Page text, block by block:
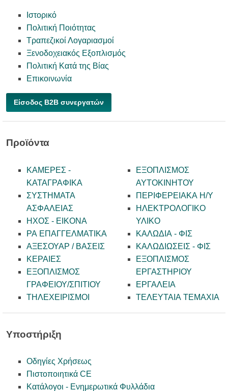
Ιστορικό
Πολιτική Ποιότητας
Τραπεζικοί Λογαριασμοί
Ξενοδοχειακός Εξοπλισμός
Πολιτική Κατά της Βίας
Επικοινωνία
Είσοδος B2B συνεργατών
Προϊόντα
ΚΑΜΕΡΕΣ -
KATAΓΡΑΦΙΚΑ
ΣΥΣΤΗΜΑΤΑ
ΑΣΦΑΛΕΙΑΣ
ΗΧΟΣ - ΕΙΚΟΝΑ
PA ΕΠΑΓΓΕΛΜΑΤΙΚΑ
ΑΞΕΣΟΥΑΡ / ΒΑΣΕΙΣ
ΚΕΡΑΙΕΣ
ΕΞΟΠΛΙΣΜΟΣ
ΓΡΑΦΕΙΟΥ/ΣΠΙΤΙΟΥ
ΤΗΛΕΧΕΙΡΙΣΜΟΙ
ΕΞΟΠΛΙΣΜΟΣ
ΑΥΤΟΚΙΝΗΤΟΥ
ΠΕΡΙΦΕΡΕΙΑΚΑ Η/Υ
ΗΛΕΚΤΡΟΛΟΓΙΚΟ
ΥΛΙΚΟ
ΚΑΛΩΔΙΑ - ΦΙΣ
ΚΑΛΩΔΙΩΣΕΙΣ - ΦΙΣ
ΕΞΟΠΛΙΣΜΟΣ
ΕΡΓΑΣΤΗΡΙΟΥ
ΕΡΓΑΛΕΙΑ
ΤΕΛΕΥΤΑΙΑ ΤΕΜΑΧΙΑ
Υποστήριξη
Οδηγίες Χρήσεως
Πιστοποιητικά CE
Κατάλογοι - Ενημερωτικά Φυλλάδια